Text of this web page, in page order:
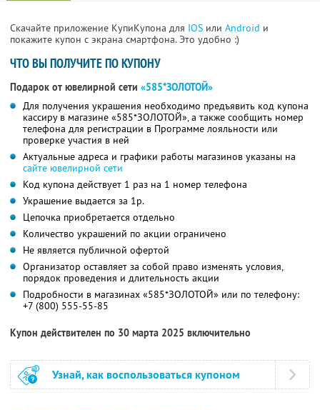
Скачайте приложение КупиКупона для IOS или Android и
покажите купон с экрана смартфона. Это удобно :)
ЧТО ВЫ ПОЛУЧИТЕ ПО КУПОНУ
Подарок от ювелирной сети «585*ЗОЛОТОЙ»
Для получения украшения необходимо предъявить код купона
кассиру в магазине «585*ЗОЛОТОЙ», а также сообщить номер
телефона для регистрации в Программе лояльности или
проверке участия в ней
Актуальные адреса и графики работы магазинов указаны на
сайте ювелирной сети
Код купона действует 1 раз на 1 номер телефона
Украшение выдается за 1р.
Цепочка приобретается отдельно
Количество украшений по акции ограничено
Не является публичной офертой
Организатор оставляет за собой право изменять условия,
порядок проведения и длительность акции
Подробности в магазинах «585*ЗОЛОТОЙ» или по телефону:
+7 (800) 555-55-85
Купон действителен по 30 марта 2025 включительно
Узнай, как воспользоваться купоном